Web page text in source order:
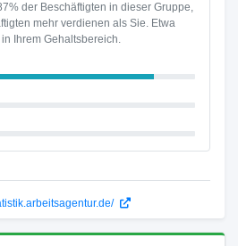
der Beschäftigten in dieser Gruppe,
mehr verdienen als Sie. Etwa
Ihrem Gehaltsbereich.